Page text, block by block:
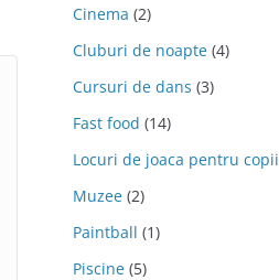
Cinema (2)
Cluburi de noapte (4)
Cursuri de dans (3)
Fast food (14)
Locuri de joaca pentru copii
Muzee (2)
Paintball (1)
Piscine (5)